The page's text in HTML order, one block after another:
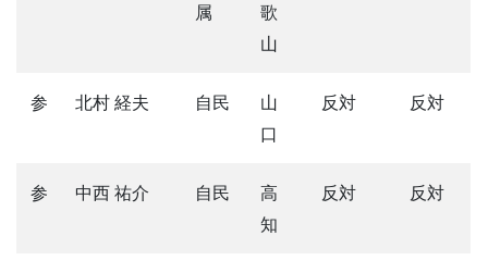
属
歌
山
参 北村 経夫 自民
山
口
反対 反対
参 中西 祐介 自民
高
知
反対 反対